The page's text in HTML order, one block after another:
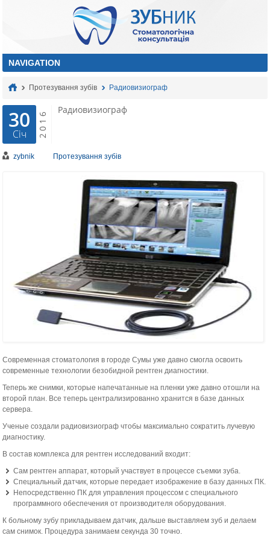
Протезування зубів Радиовизиограф
30
Січ 2016 Радиовизиограф
zybnik Протезування зубів
Современная стоматология в городе Сумы уже давно смогла освоить
современные технологии безобидной рентген диагностики.
Теперь же снимки, которые напечатанные на пленки уже давно отошли на
второй план. Все теперь централизированно хранится в базе данных
сервера.
Ученые создали радиовизиограф чтобы максимально сократить лучевую
диагностику.
В состав комплекса для рентген исследований входит:
Сам рентген аппарат, который участвует в процессе съемки зуба.
Специальный датчик, которые передает изображение в базу данных ПК.
Непосредственно ПК для управления процессом с специального
программного обеспечения от производителя оборудования.
К больному зубу прикладываем датчик, дальше выставляем зуб и делаем
сам снимок. Процедура занимаем секунда 30 точно.